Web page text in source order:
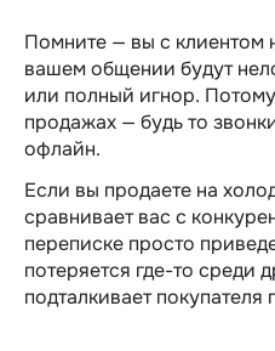
Помните — вы с клиентом
вашем общении будут
или полный игнор. Потому
продажах — будь то
офлайн.
Если вы продаете на
сравнивает вас с
переписке просто
потеряется где-то среди
подталкивает